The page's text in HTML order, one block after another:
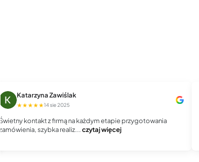
Katarzyna Zawiślak
★★★★★14 sie 2025
Świetny kontakt z firmą na każdym etapie przygotowania
zamówienia, szybka realiz...czytaj więcej